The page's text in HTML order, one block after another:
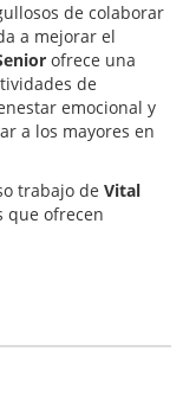
de colaborar
a mejorar el
ofrece una
de
emocional y
a los mayores en
trabajo de Vital
que ofrecen